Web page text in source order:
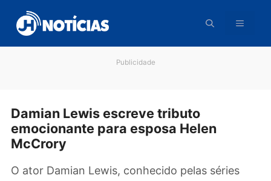
para
conteúdo
Damian Lewis escreve tributo
emocionante para esposa Helen